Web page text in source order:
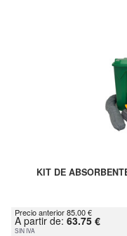
KIT DE
Precio anterior 85.00 €
A partir de: 63.75 €
SIN IVA